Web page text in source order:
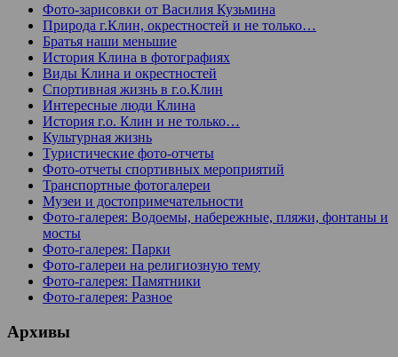
Фото-зарисовки от Василия Кузьмина
Природа г.Клин, окрестностей и не только…
Братья наши меньшие
История Клина в фотографиях
Виды Клина и окрестностей
Спортивная жизнь в г.о.Клин
Интересные люди Клина
История г.о. Клин и не только…
Культурная жизнь
Туристические фото-отчеты
Фото-отчеты спортивных мероприятий
Транспортные фотогалереи
Музеи и достопримечательности
Фото-галерея: Водоемы, набережные, пляжи, фонтаны и
мосты
Фото-галерея: Парки
Фото-галереи на религиозную тему
Фото-галерея: Памятники
Фото-галерея: Разное
Архивы